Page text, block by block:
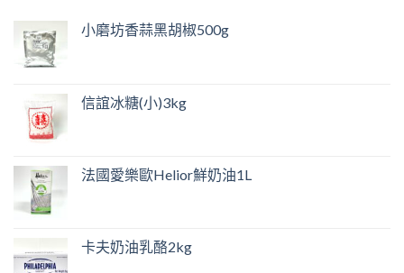
小磨坊香蒜黑胡椒500g
信誼冰糖(小)3kg
法國愛樂歐Helior鮮奶油1L
卡夫奶油乳酪2kg